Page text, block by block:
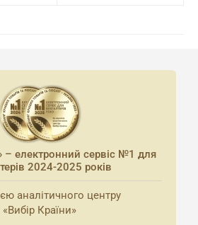
– електронний сервіс №1 для
2024-2025 років
аналітичного центру
«Вибір Країни»